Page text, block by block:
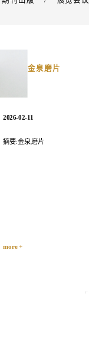
金泉磨片
2026-02-11
摘要:金泉磨片
more +